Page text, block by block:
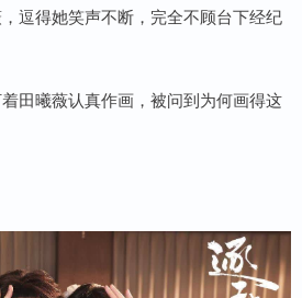
逗得她笑声不断，完全不顾台下经纪
田曦薇认真作画，被问到为何画得这